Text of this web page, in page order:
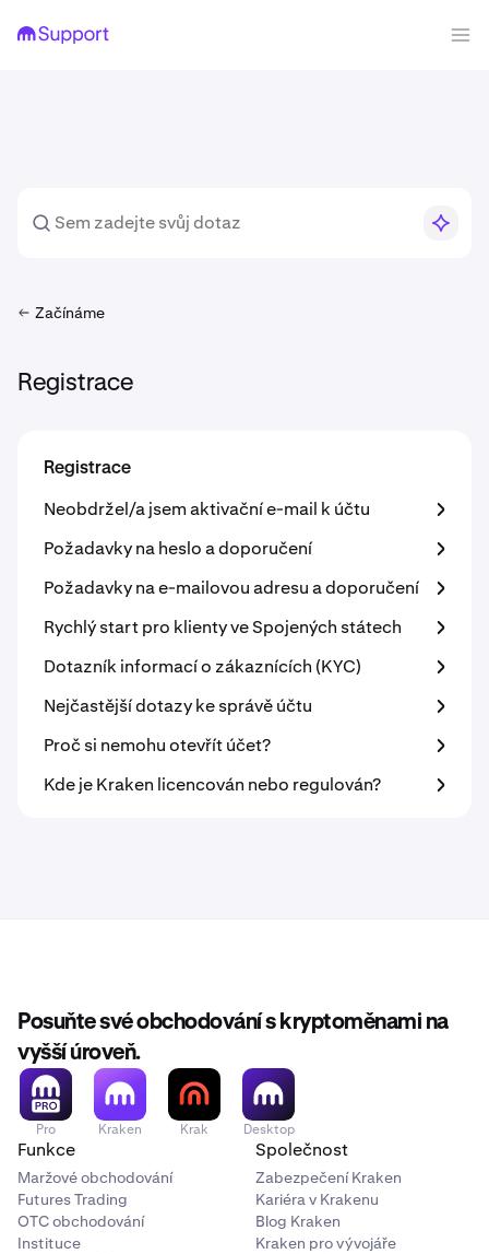
Začínáme
Registrace
Registrace
Neobdržel/a jsem aktivační e-mail k účtu
Požadavky na heslo a doporučení
Požadavky na e-mailovou adresu a doporučení
Rychlý start pro klienty ve Spojených státech
Dotazník informací o zákaznících (KYC)
Nejčastější dotazy ke správě účtu
Proč si nemohu otevřít účet?
Kde je Kraken licencován nebo regulován?
Posuňte své obchodování s kryptoměnami na
vyšší úroveň.
Pro Kraken Krak Desktop
Funkce
Maržové obchodování
Futures Trading
OTC obchodování
Instituce
Společnost
Zabezpečení Kraken
Kariéra v Krakenu
Blog Kraken
Kraken pro vývojáře